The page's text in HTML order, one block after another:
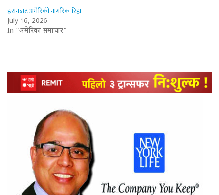
इरानबाट अमेरिकी नागरिक रिहा
July 16, 2026
In "अमेरिका समाचार"